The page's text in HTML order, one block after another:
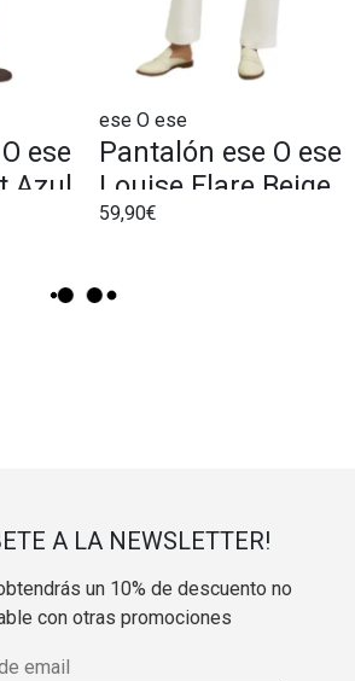
ese
Azul
ese O ese
Pantalón ese O ese
Louise Flare Beige
59,90€
A LA NEWSLETTER!
un 10% de descuento no
con otras promociones